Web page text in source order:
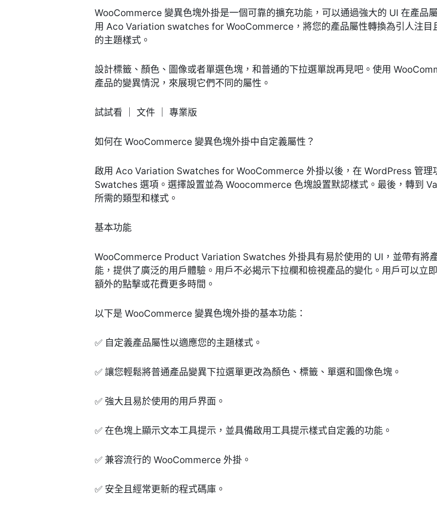
WooCommerce 變異色塊外掛是一個可靠的擴充功能，可以通過強大的 UI 在產品
用 Aco Variation swatches for WooCommerce，將您的產品屬性轉換為引人注目
的主題樣式。
設計標籤、顏色、圖像或者單選色塊，和普通的下拉選單說再見吧。使用
產品的變異情況，來展現它們不同的屬性。
試試看 ｜ 文件 ｜ 專業版
如何在 WooCommerce 變異色塊外掛中自定義屬性？
啟用 Aco Variation Swatches for WooCommerce 外掛以後，在 WordPress 管理
Swatches 選項。選擇設置並為 Woocommerce 色塊設置默認樣式。最後，轉到
所需的類型和樣式。
基本功能
WooCommerce Product Variation Swatches 外掛具有易於使用的 UI，並帶有將
能，提供了廣泛的用戶體驗。用戶不必揭示下拉欄和檢視產品的變化。用戶可以立
額外的點擊或花費更多時間。
以下是 WooCommerce 變異色塊外掛的基本功能：
✅ 自定義產品屬性以適應您的主題樣式。
✅ 讓您輕鬆將普通產品變異下拉選單更改為顏色、標籤、單選和圖像色塊。
✅ 強大且易於使用的用戶界面。
✅ 在色塊上顯示文本工具提示，並具備啟用工具提示樣式自定義的功能。
✅ 兼容流行的 WooCommerce 外掛。
✅ 安全且經常更新的程式碼庫。